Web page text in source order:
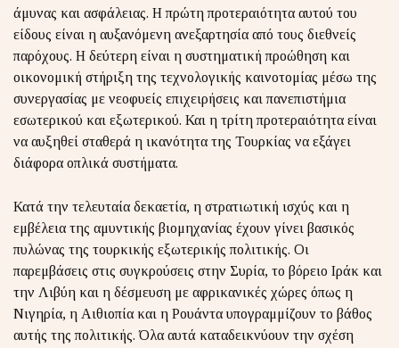
άμυνας και ασφάλειας. Η πρώτη προτεραιότητα αυτού του
είδους είναι η αυξανόμενη ανεξαρτησία από τους διεθνείς
παρόχους. Η δεύτερη είναι η συστηματική προώθηση και
οικονομική στήριξη της τεχνολογικής καινοτομίας μέσω της
συνεργασίας με νεοφυείς επιχειρήσεις και πανεπιστήμια
εσωτερικού και εξωτερικού. Και η τρίτη προτεραιότητα είναι
να αυξηθεί σταθερά η ικανότητα της Τουρκίας να εξάγει
διάφορα οπλικά συστήματα.
Κατά την τελευταία δεκαετία, η στρατιωτική ισχύς και η
εμβέλεια της αμυντικής βιομηχανίας έχουν γίνει βασικός
πυλώνας της τουρκικής εξωτερικής πολιτικής. Οι
παρεμβάσεις στις συγκρούσεις στην Συρία, το βόρειο Ιράκ και
την Λιβύη και η δέσμευση με αφρικανικές χώρες όπως η
Νιγηρία, η Αιθιοπία και η Ρουάντα υπογραμμίζουν το βάθος
αυτής της πολιτικής. Όλα αυτά καταδεικνύουν την σχέση